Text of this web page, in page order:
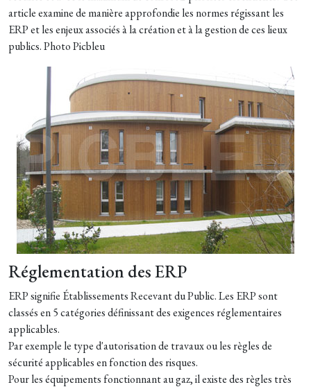
article examine de manière approfondie les normes régissant les
ERP et les enjeux associés à la création et à la gestion de ces lieux
publics. Photo Picbleu
Réglementation des ERP
ERP signifie Établissements Recevant du Public. Les ERP sont
classés en 5 catégories définissant des exigences réglementaires
applicables.
Par exemple le type d'autorisation de travaux ou les règles de
sécurité applicables en fonction des risques.
Pour les équipements fonctionnant au gaz, il existe des règles très